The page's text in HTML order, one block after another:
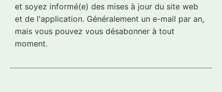
et soyez informé(e) des mises à jour du site web
et de l'application. Généralement un e-mail par an,
mais vous pouvez vous désabonner à tout
moment.